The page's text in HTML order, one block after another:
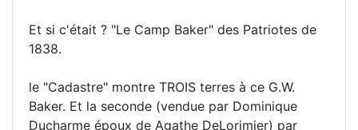
Et si c'était ? "Le Camp Baker" des Patriotes de
1838.
le "Cadastre" montre TROIS terres à ce G.W.
Baker. Et la seconde (vendue par Dominique
Ducharme époux de Agathe DeLorimier) par